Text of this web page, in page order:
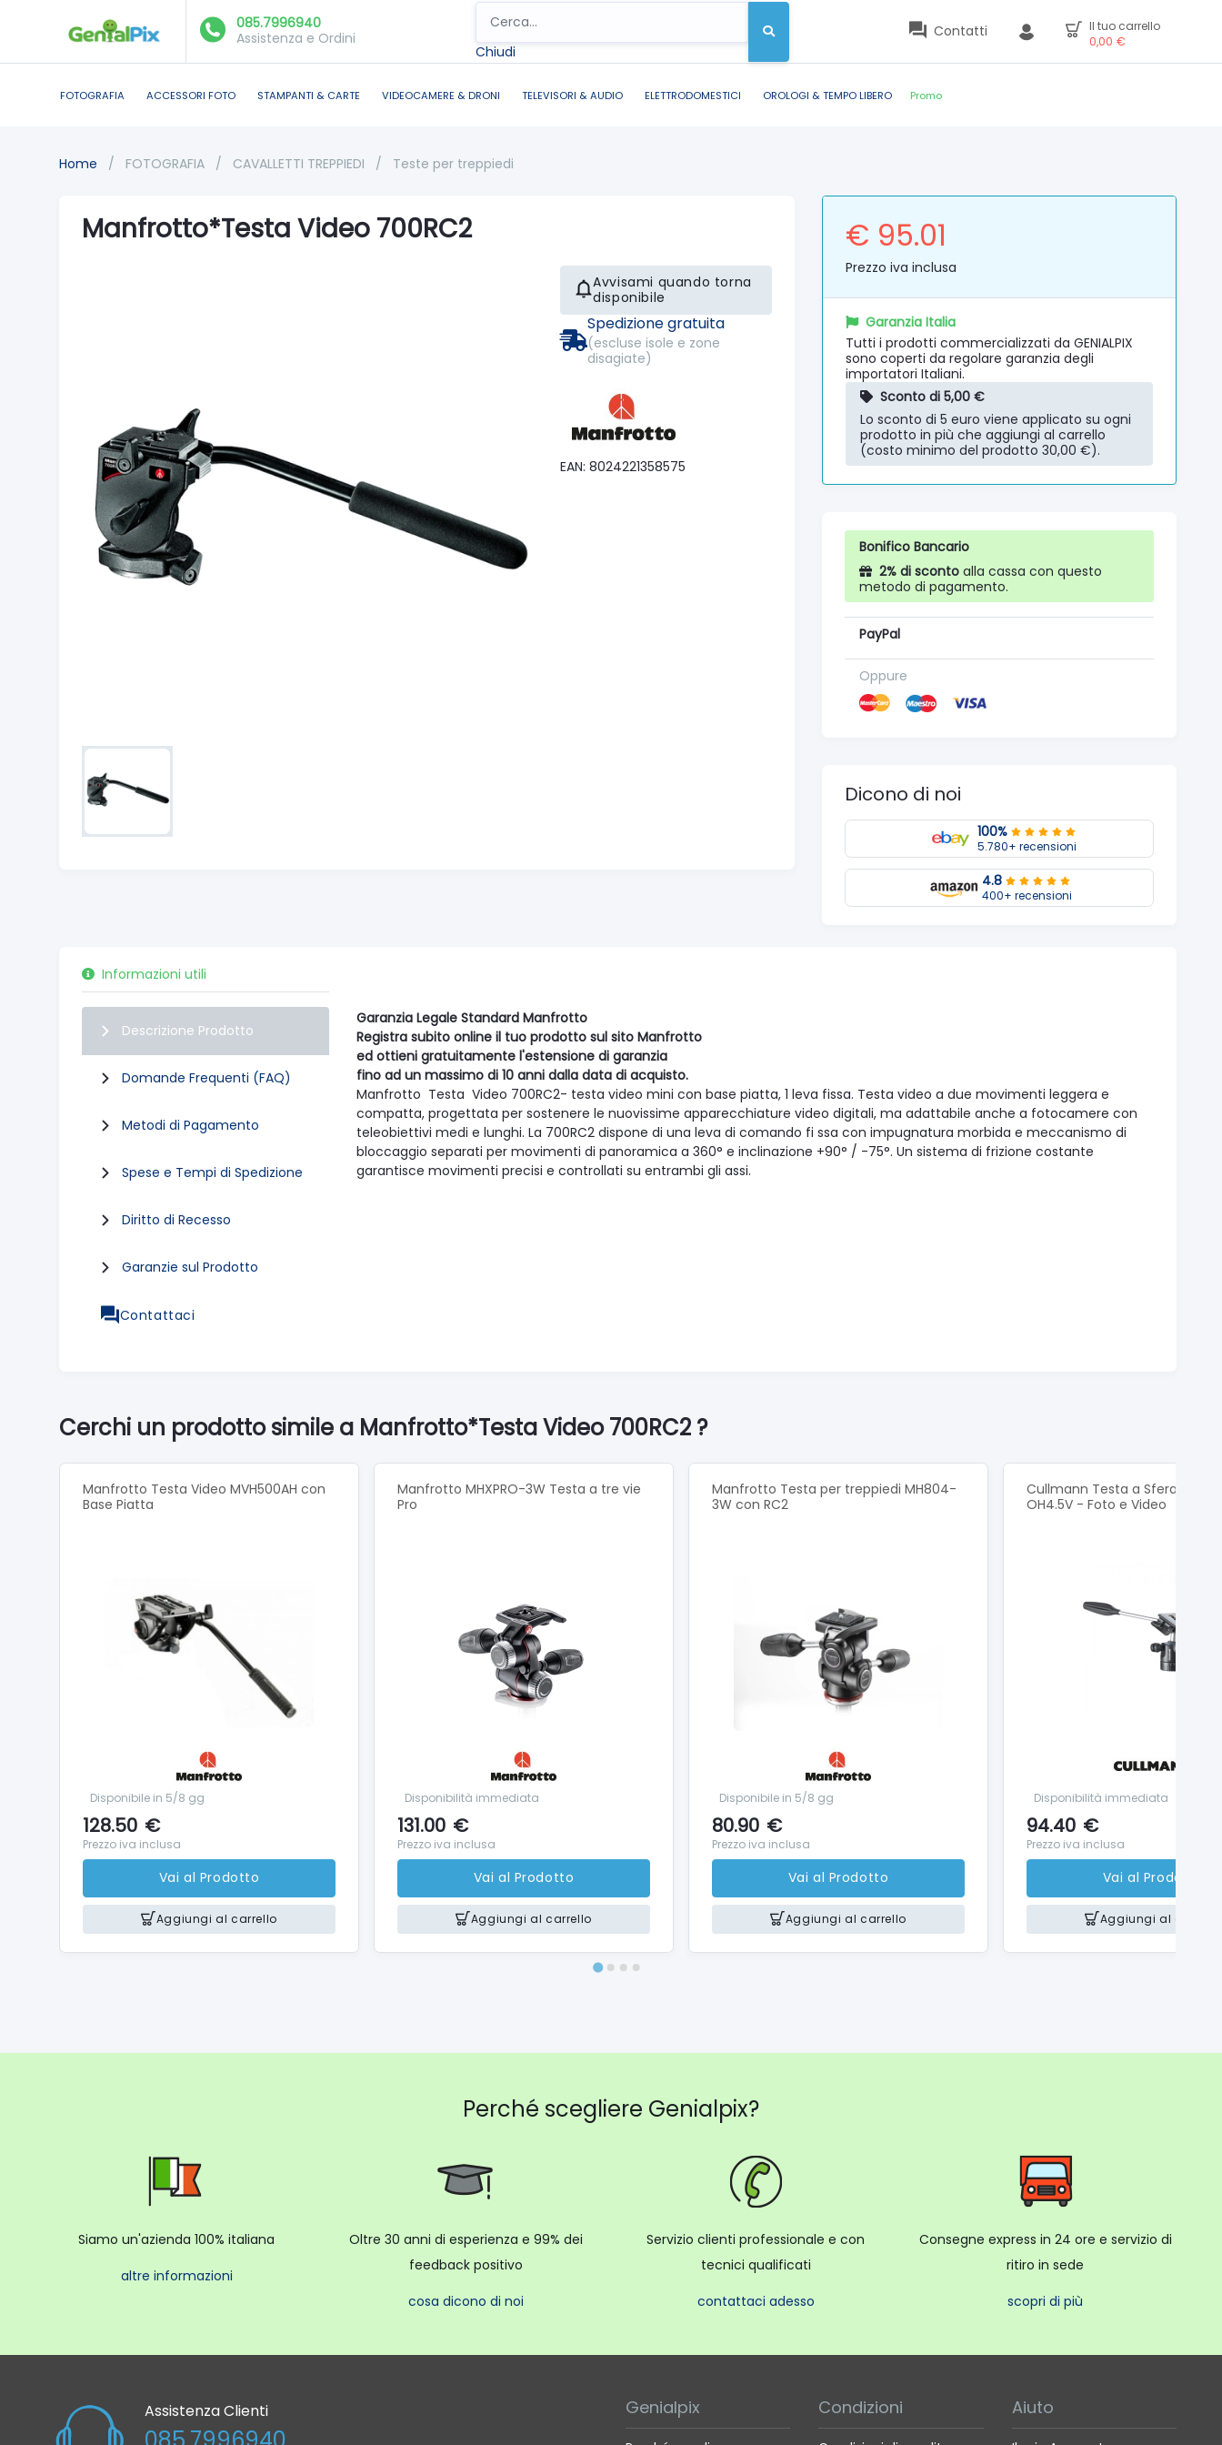
085.7996940
Assistenza e Ordini
Chiudi
Contatti
Il tuo carrello
0,00 €
FOTOGRAFIA ACCESSORI FOTO STAMPANTI & CARTE VIDEOCAMERE & DRONI TELEVISORI & AUDIO ELETTRODOMESTICI OROLOGI & TEMPO LIBERO Promo
Home / FOTOGRAFIA / CAVALLETTI TREPPIEDI / Teste per treppiedi
Manfrotto*Testa Video 700RC2
Avvisami quando torna
disponibile
Spedizione gratuita
(escluse isole e zone
disagiate)
EAN: 8024221358575
€ 95.01
Prezzo iva inclusa
Garanzia Italia
Tutti i prodotti commercializzati da GENIALPIX
sono coperti da regolare garanzia degli
importatori Italiani.
Sconto di 5,00 €
Lo sconto di 5 euro viene applicato su ogni
prodotto in più che aggiungi al carrello
(costo minimo del prodotto 30,00 €).
Bonifico Bancario
2% di sconto alla cassa con questo
metodo di pagamento.
PayPal
Oppure
Dicono di noi
100%
5.780+ recensioni
4.8
400+ recensioni
Informazioni utili
Descrizione Prodotto
Domande Frequenti (FAQ)
Metodi di Pagamento
Spese e Tempi di Spedizione
Diritto di Recesso
Garanzie sul Prodotto
Contattaci
Garanzia Legale Standard Manfrotto
Registra subito online il tuo prodotto sul sito Manfrotto
ed ottieni gratuitamente l'estensione di garanzia
fino ad un massimo di 10 anni dalla data di acquisto.
Manfrotto Testa Video 700RC2- testa video mini con base piatta, 1 leva fissa. Testa video a due movimenti leggera e
compatta, progettata per sostenere le nuovissime apparecchiature video digitali, ma adattabile anche a fotocamere con
teleobiettivi medi e lunghi. La 700RC2 dispone di una leva di comando fi ssa con impugnatura morbida e meccanismo di
bloccaggio separati per movimenti di panoramica a 360° e inclinazione +90° / -75°. Un sistema di frizione costante
garantisce movimenti precisi e controllati su entrambi gli assi.
Cerchi un prodotto simile a Manfrotto*Testa Video 700RC2 ?
Manfrotto Testa Video MVH500AH con
Base Piatta
Disponibile in 5/8 gg
128.50 €
Prezzo iva inclusa
Vai al Prodotto
Aggiungi al carrello
Manfrotto MHXPRO-3W Testa a tre vie
Pro
Disponibilità immediata
131.00 €
Prezzo iva inclusa
Vai al Prodotto
Aggiungi al carrello
Manfrotto Testa per treppiedi MH804-
3W con RC2
Disponibile in 5/8 gg
80.90 €
Prezzo iva inclusa
Vai al Prodotto
Aggiungi al carrello
Cullmann Testa a Sfera con
OH4.5V - Foto e Video
Disponibilità immediata
94.40 €
Prezzo iva inclusa
Vai al Prodotto
Aggiungi al carrello
Perché scegliere Genialpix?
Siamo un'azienda 100% italiana
altre informazioni
Oltre 30 anni di esperienza e 99% dei
feedback positivo
cosa dicono di noi
Servizio clienti professionale e con
tecnici qualificati
contattaci adesso
Consegne express in 24 ore e servizio di
ritiro in sede
scopri di più
Assistenza Clienti Genialpix Condizioni Aiuto